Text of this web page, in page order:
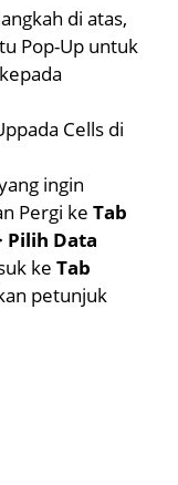
di atas,
Pop-Up untuk
Cells di
ingin
Pergi ke Tab
Pilih Data
ke Tab
petunjuk